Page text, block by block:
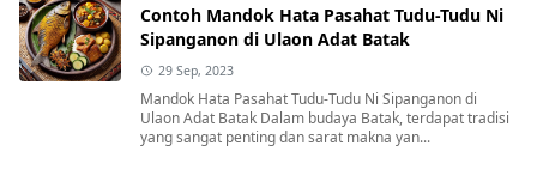
Contoh Mandok Hata Pasahat Tudu-Tudu Ni
Sipanganon di Ulaon Adat Batak
29 Sep, 2023
Mandok Hata Pasahat Tudu-Tudu Ni Sipanganon di
Ulaon Adat Batak Dalam budaya Batak, terdapat tradisi
yang sangat penting dan sarat makna yan...